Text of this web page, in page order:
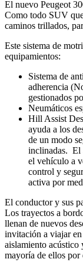
El nuevo Peugeot
Como todo SUV
caminos trillados,
Este sistema de
equipamientos:
Sistema de
adherencia
gestionados
Neumáticos
Hill Assist
ayuda a los
de un modo
inclinadas. El
el vehículo a
control y
activa por
El conductor y sus
Los trayectos a
llenan de nuevos
invitación a viajar en
aislamiento acústico
mayoría de ellos por